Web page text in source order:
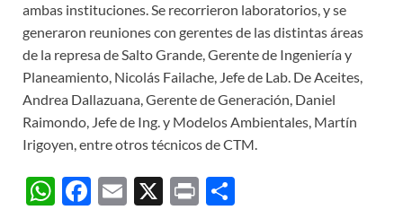
ambas instituciones. Se recorrieron laboratorios, y se
generaron reuniones con gerentes de las distintas áreas
de la represa de Salto Grande, Gerente de Ingeniería y
Planeamiento, Nicolás Failache, Jefe de Lab. De Aceites,
Andrea Dallazuana, Gerente de Generación, Daniel
Raimondo, Jefe de Ing. y Modelos Ambientales, Martín
Irigoyen, entre otros técnicos de CTM.
W F
E
X
P